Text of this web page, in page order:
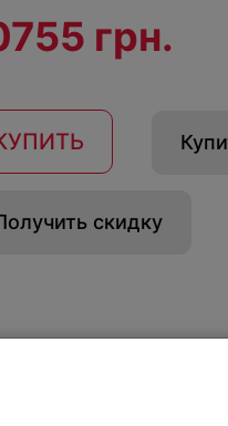
грн.
скидку
3116P SS Antracit